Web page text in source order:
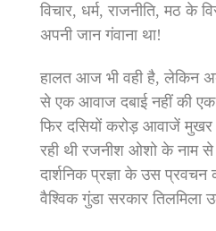
विचार, धर्म, राजनीति, मठ के
अपनी जान गंवाना था!
हालत आज भी वही है, लेकिन
से एक आवाज दबाई नहीं की
फिर दसियों करोड़ आवाजें
रही थी रजनीश ओशो के नाम से
दार्शनिक प्रज्ञा के उस प्रवचन
वैश्विक गुंडा सरकार ति‍लमि‍ला